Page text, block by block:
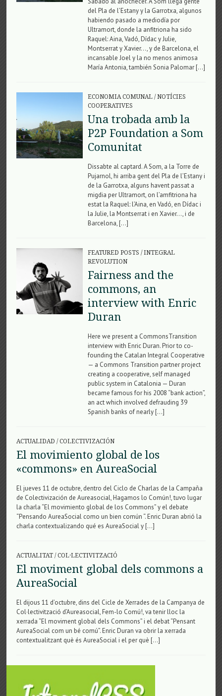
del Pla de l’Estany y la Garrotxa, algunos
habiendo pasado a mediodía por
Ultramort, donde la anfitriona ha sido
Raquel: Aina, Vadó, Dídac y Julie,
Montserrat y Xavier…, y de Barcelona, ​​el
incansable Joel y la no menos animosa
María Antonia, también Sonia Palomar […]
ECONOMIA COMUNAL/NOTÍCIES
COOPERATIVES
Una trobada amb la
P2P Foundation a Som
Comunitat
Dissabte al captard. A Som, a la Torre de
Pujarnol, hi arriba gent del Pla de l’Estany i
de la Garrotxa, alguns havent passat a
migdia per Ultramort, on l’amfitriona ha
estat la Raquel: l’Aina, en Vadó, en Dídac i
la Julie, la Montserrat i en Xavier…, i de
Barcelona, […]
FEATURED POSTS /INTEGRAL
REVOLUTION
Fairness and the
commons, an
interview with Enric
Duran
Here we present a CommonsTransition
interview with Enric Duran. Prior to co-
founding the Catalan Integral Cooperative
— a Commons Transition partner project
creating a cooperative, self managed
public system in Catalonia — Duran
became famous for his 2008 “bank action”,
an act which involved defrauding 39
Spanish banks of nearly […]
ACTUALIDAD /COLECTIVIZACIÓN
El movimiento global de los
«commons» en AureaSocial
El jueves 11 de octubre, dentro del Ciclo de Charlas de la Campaña
de Colectivización de Aureasocial, Hagamos lo Común!, tuvo lugar
la charla “El movimiento global de los Commons” y el debate
“Pensando AureaSocial como un bien común “. Enric Duran abrió la
charla contextualizando qué es AureaSocial y […]
ACTUALITAT /COL·LECTIVITZACIÓ
El moviment global dels commons a
AureaSocial
El dijous 11 d’octubre, dins del Cicle de Xerrades de la Campanya de
Col·lectivització d’Aureasocial, Fem-lo Comú!, va tenir lloc la
xerrada “El moviment global dels Commons” i el debat “Pensant
AureaSocial com un bé comú”. Enric Duran va obrir la xerrada
contextualitzant què és AureaSocial i el per què […]